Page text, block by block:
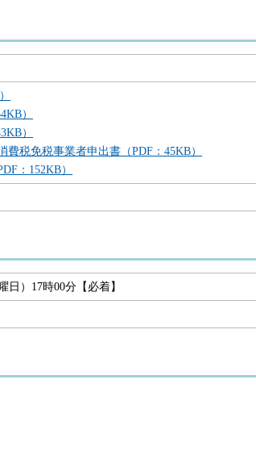
）
）
費税免税事業者申出書（PDF：45KB）
：152KB）
日）17時00分【必着】